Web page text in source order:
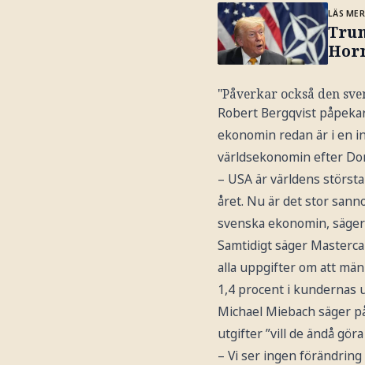
LÄS MER
"Påverkar också den
Robert Bergqvist
ekonomin redan är i en
världsekonomin efter
– USA är världens
året. Nu är det stor
svenska ekonomin,
Samtidigt säger
alla uppgifter om att
1,4 procent i kundernas
Michael Miebach säger
utgifter ”vill de ändå
– Vi ser ingen